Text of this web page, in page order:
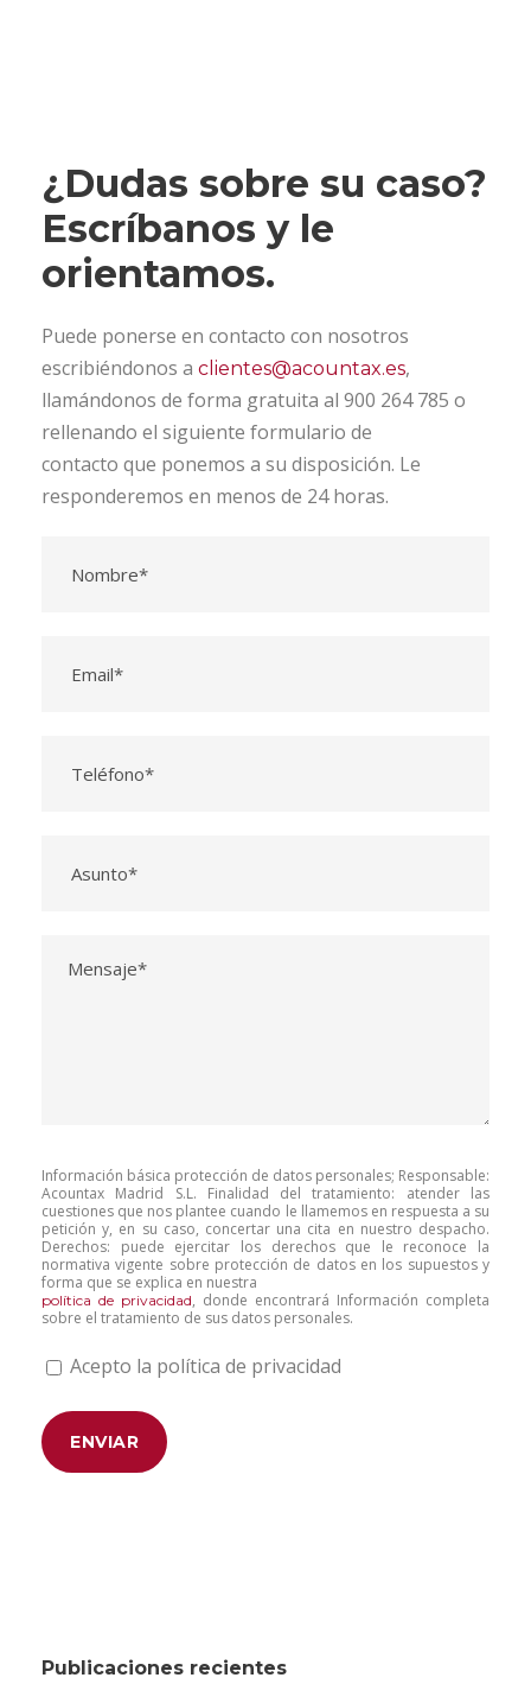
¿Dudas sobre su caso?
Escríbanos y le
orientamos.
Puede ponerse en contacto con nosotros
escribiéndonos a clientes@acountax.es,
llamándonos de forma gratuita al 900 264 785 o
rellenando el siguiente formulario de
contacto que ponemos a su disposición. Le
responderemos en menos de 24 horas.
Información básica protección de datos personales; Responsable:
Acountax Madrid S.L. Finalidad del tratamiento: atender las
cuestiones que nos plantee cuando le llamemos en respuesta a su
petición y, en su caso, concertar una cita en nuestro despacho.
Derechos: puede ejercitar los derechos que le reconoce la
normativa vigente sobre protección de datos en los supuestos y
forma que se explica en nuestra
política de privacidad, donde encontrará Información completa
sobre el tratamiento de sus datos personales.
Acepto la política de privacidad
Publicaciones recientes